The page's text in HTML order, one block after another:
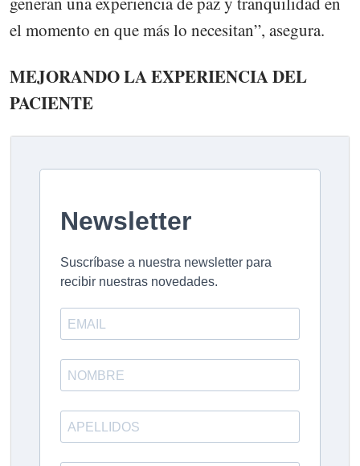
el momento en que más lo necesitan”, asegura.
MEJORANDO LA EXPERIENCIA DEL
PACIENTE